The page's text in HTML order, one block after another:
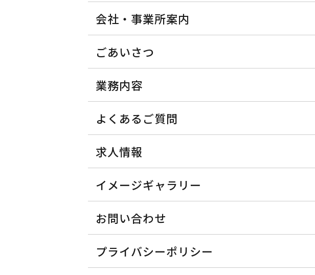
会社・事業所案内
ごあいさつ
業務内容
よくあるご質問
求人情報
イメージギャラリー
お問い合わせ
プライバシーポリシー